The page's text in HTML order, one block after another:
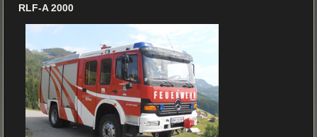
RLF-A 2000